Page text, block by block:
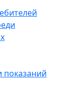
показаний